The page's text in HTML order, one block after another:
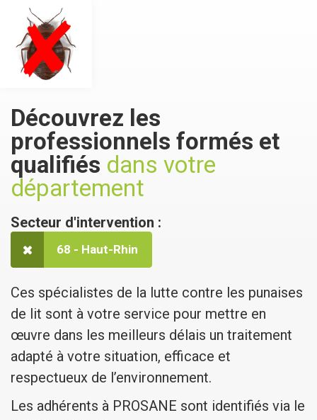
Découvrez les
professionnels formés et
qualifiés dans votre
département
Secteur d'intervention :
68 - Haut-Rhin
Ces spécialistes de la lutte contre les punaises
de lit sont à votre service pour mettre en
œuvre dans les meilleurs délais un traitement
adapté à votre situation, efficace et
respectueux de l’environnement.
Les adhérents à PROSANE sont identifiés via le